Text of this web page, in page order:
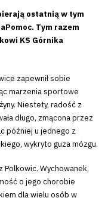
ostatnią w tym
Tym razem
KS Górnika
zapewnił sobie
marzenia sportowe
Niestety, radość z
długo, zmącona przez
później u jednego z
wykryto guza mózgu.
Wychowanek,
o jego chorobie
dla wielu osób w